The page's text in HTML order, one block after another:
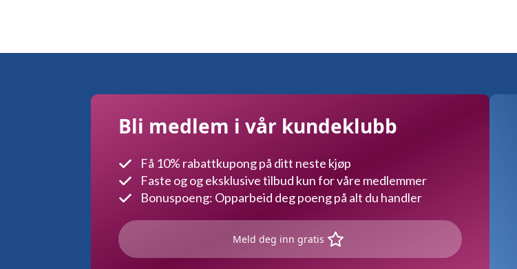
Bli medlem i vår kundeklubb
Få 10% rabattkupong på ditt neste kjøp
Faste og og eksklusive tilbud kun for våre medlemmer
Bonuspoeng: Opparbeid deg poeng på alt du handler
Meld deg inn gratis